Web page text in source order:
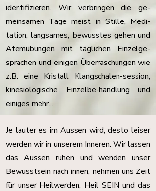
identifizieren. Wir verbringen die ge-
meinsamen Tage meist in Stille, Medi-
tation, langsames, bewusstes gehen und
Atemübungen mit täglichen Einzelge-
sprächen und einigen Überraschungen wie
z.B. eine Kristall Klangschalen-session,
kinesiologische Einzelbe-handlung und
einiges mehr...
Je lauter es im Aussen wird, desto leiser
werden wir in unserem Inneren. Wir lassen
das Aussen ruhen und wenden unser
Bewusstsein nach innen, nehmen uns Zeit
für unser Heilwerden, Heil SEIN und das